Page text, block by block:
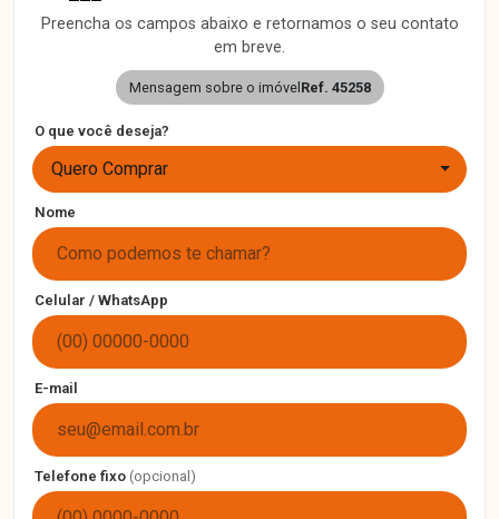
Preencha os campos abaixo e retornamos o seu contato
em breve.
Mensagem sobre o imóvel Ref. 45258
O que você deseja?
Quero Comprar
Nome
Celular / WhatsApp
E-mail
Telefone fixo (opcional)